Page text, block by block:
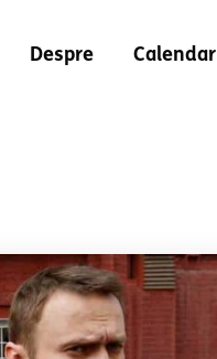
Despre Calendar